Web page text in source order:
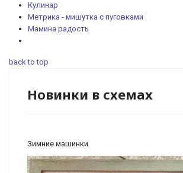
Кулинар
Метрика - мишутка с пуговками
Мамина радость
back to top
Новинки в схемах
Зимние машинки